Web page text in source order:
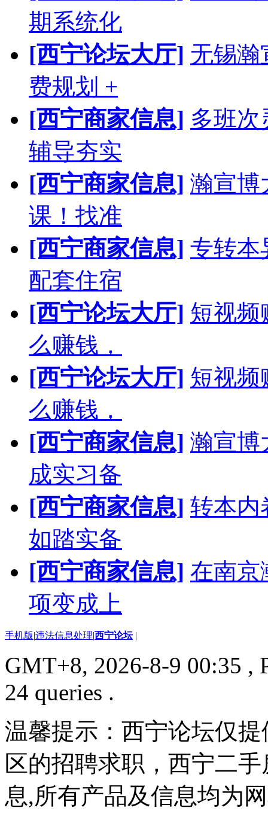
期系统化
[西宁论坛大厅] 无锡瀚
费规划 +
[西宁商家信息] 多班次
辅导夯实
[西宁商家信息] 瀚宣博
课！找准
[西宁商家信息] 专转本
配套住宿
[西宁论坛大厅] 短视频
么赚钱，
[西宁论坛大厅] 短视频
么赚钱，
[西宁商家信息] 瀚宣博
成实习备
[西宁商家信息] 转本内
如踏实备
[西宁商家信息] 在南京
项变成上
手机版|违法信息处理|西宁论坛 |
GMT+8, 2026-8-9 00:35 ,
24 queries .
温馨提示：西宁论坛仅
区的招聘求职，西宁二
息,所有产品及信息均为